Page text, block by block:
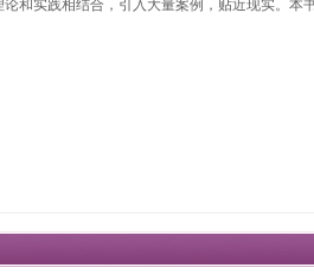
和实践相结合，引入大量案例，贴近现实。